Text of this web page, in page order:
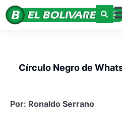
Círculo Negro de
Por: Ronaldo Serrano